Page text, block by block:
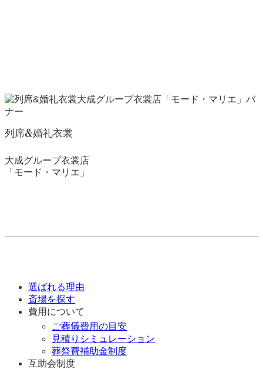
列席&婚礼衣裳
大成グループ衣裳店
「モード・マリエ」
選ばれる理由
斎場を探す
費用について
ご葬儀費用の目安
見積りシミュレーション
葬祭費補助金制度
互助会制度